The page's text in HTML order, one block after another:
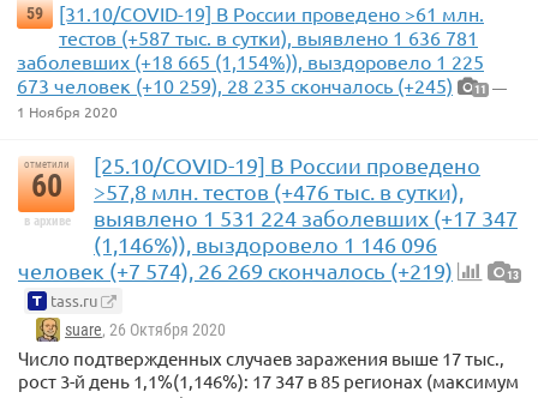
59
[31.10/COVID-19] В России проведено >61 млн.
тестов (+587 тыс. в сутки), выявлено 1 636 781
заболевших (+18 665 (1,154%)), выздоровело 1 225
673 человек (+10 259), 28 235 скончалось (+245)
11 —
1 Ноября 2020
отметили
60
в архиве
[25.10/COVID-19] В России проведено
>57,8 млн. тестов (+476 тыс. в сутки),
выявлено 1 531 224 заболевших (+17 347
(1,146%)), выздоровело 1 146 096
человек (+7 574), 26 269 скончалось (+219)
13
tass.ru
suare, 26 Октября 2020
Число подтвержденных случаев заражения выше 17 тыс.,
рост 3-й день 1,1%(1,146%): 17 347 в 85 регионах (максимум